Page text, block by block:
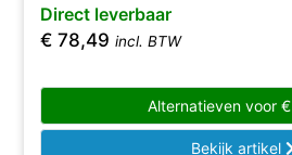
Direct leverbaar
€ 78,49 incl. BTW
Alternatieven voor €
Bekijk artikel